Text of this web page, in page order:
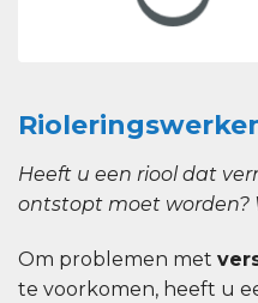
Heeft u een riool dat
ontstopt moet worden?
Om problemen met
te voorkomen, heeft u